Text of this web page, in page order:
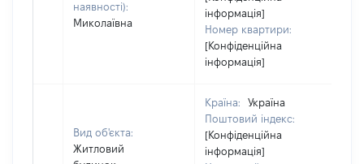
наявності):
Миколаївна
інформація]
Номер квартири:
[Конфіденційна
інформація]
Вид об'єкта:
Житловий
Країна:
Україна
Поштовий індекс:
[Конфіденційна
інформація]